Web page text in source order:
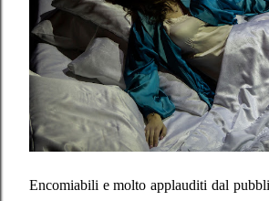
Encomiabili e molto applauditi dal